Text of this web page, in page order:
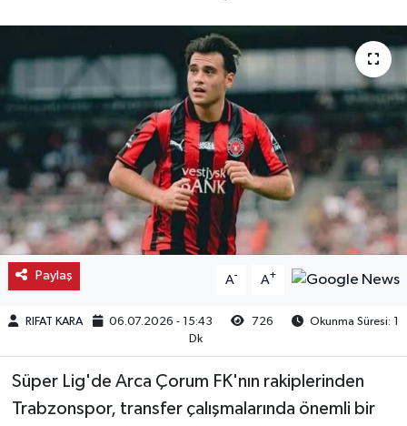
Paylaş A- A+
RIFAT KARA 06.07.2026 - 15:43 726
Okunma Süresi: 1
Dk
Süper Lig'de Arca Çorum FK'nın rakiplerinden
Trabzonspor, transfer çalışmalarında önemli bir
Dodurga
İskilip
Kargı
Laçin
Mecitözü
Oğuzlar
Ortaköy
Osmancık
Son Dakika Haberleri
Haber Arşivi